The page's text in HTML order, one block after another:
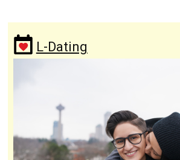
L-Dating